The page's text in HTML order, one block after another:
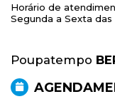
Horário de
Segunda a Sexta das
Poupatempo